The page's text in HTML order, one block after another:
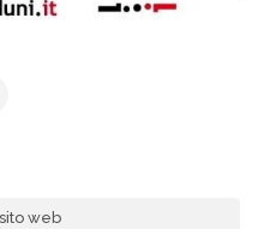
web